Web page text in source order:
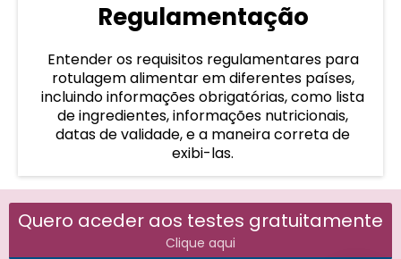
Regulamentação
Entender os requisitos regulamentares para
rotulagem alimentar em diferentes países,
incluindo informações obrigatórias, como lista
de ingredientes, informações nutricionais,
datas de validade, e a maneira correta de
exibi-las.
Quero aceder aos testes gratuitamente
Clique aqui